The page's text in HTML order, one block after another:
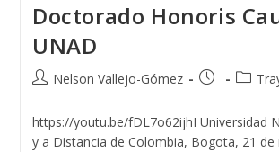
Doctorado Honoris
UNAD
Autor
la
entrada:
Nelson Vallejo-Gómez
Publicación
la
entrada:
la
entrada:
https://youtu.be/fDL7o62ijhI Universidad
y a Distancia de Colombia, Bogota, 21 de